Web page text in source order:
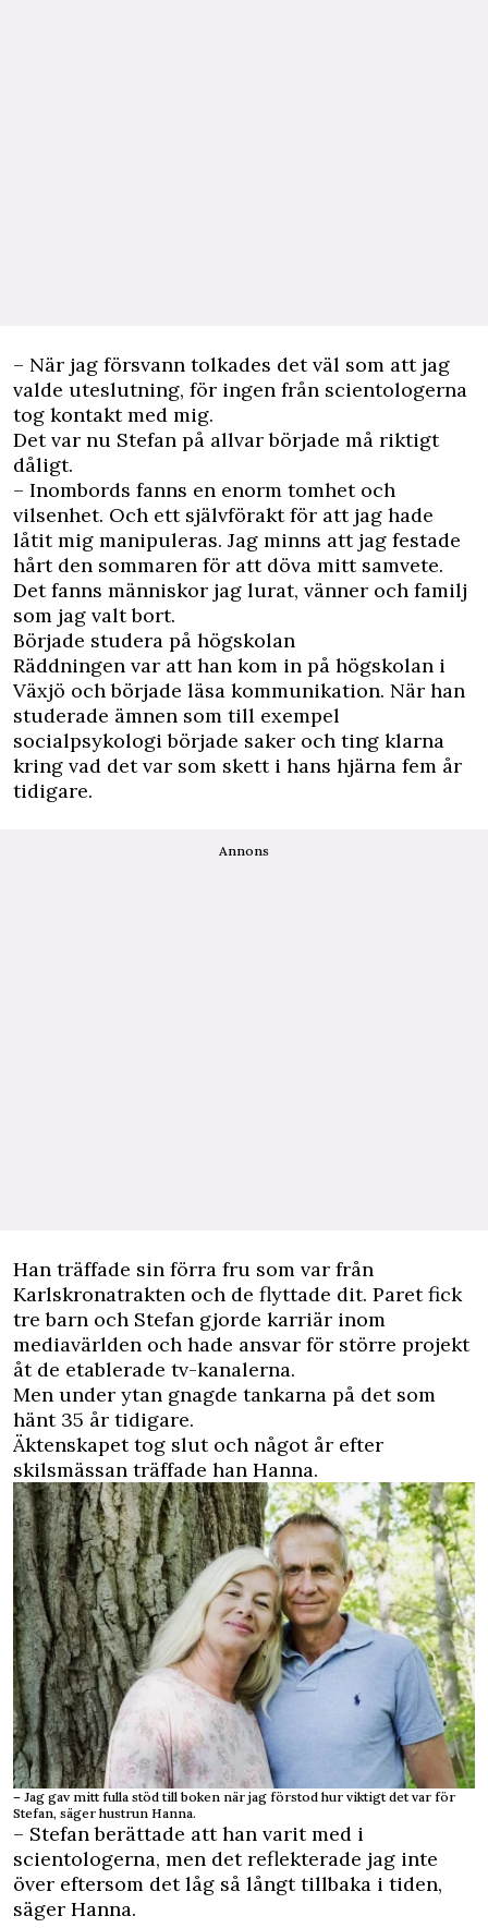
– När jag försvann tolkades det väl som att jag
valde uteslutning, för ingen från scientologerna
tog kontakt med mig.
Det var nu Stefan på allvar började må riktigt
dåligt.
– Inombords fanns en enorm tomhet och
vilsenhet. Och ett självförakt för att jag hade
låtit mig manipuleras. Jag minns att jag festade
hårt den sommaren för att döva mitt samvete.
Det fanns människor jag lurat, vänner och familj
som jag valt bort.
Började studera på högskolan
Räddningen var att han kom in på högskolan i
Växjö och började läsa kommunikation. När han
studerade ämnen som till exempel
socialpsykologi började saker och ting klarna
kring vad det var som skett i hans hjärna fem år
tidigare.
Annons
Han träffade sin förra fru som var från
Karlskronatrakten och de flyttade dit. Paret fick
tre barn och Stefan gjorde karriär inom
mediavärlden och hade ansvar för större projekt
åt de etablerade tv-kanalerna.
Men under ytan gnagde tankarna på det som
hänt 35 år tidigare.
Äktenskapet tog slut och något år efter
skilsmässan träffade han Hanna.
– Jag gav mitt fulla stöd till boken när jag förstod hur viktigt det var för
Stefan, säger hustrun Hanna.
– Stefan berättade att han varit med i
scientologerna, men det reflekterade jag inte
över eftersom det låg så långt tillbaka i tiden,
säger Hanna.